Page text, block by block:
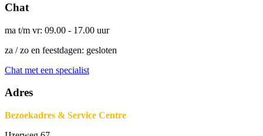
Chat
ma t/m vr: 09.00 - 17.00 uur
za / zo en feestdagen: gesloten
Chat met een specialist
Adres
Bezoekadres & Service Centre